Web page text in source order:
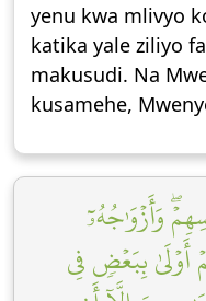
yenu kwa mlivyo
katika yale ziliyo
makusudi. Na
kusamehe,
وَأَزۡوَٰجُهُۥٓ
أَوۡلَىٰ بِبَعۡضٖ فِي